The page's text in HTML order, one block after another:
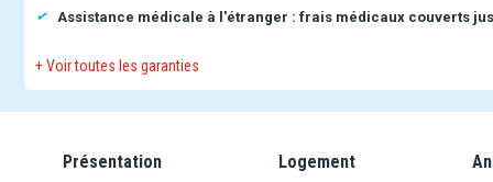
Assistance médicale à l'étranger : frais médicaux couverts
+ Voir toutes les garanties
Présentation Logement